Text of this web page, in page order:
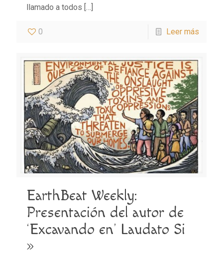
llamado a todos […]
0 Leer más
EarthBeat Weekly:
Presentación del autor de
‘Excavando en’ Laudato Si
»